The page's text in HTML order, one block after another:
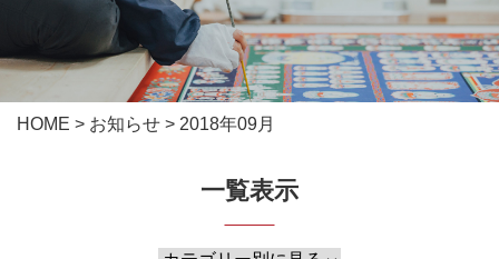
HOME > お知らせ > 2018年09月
一覧表示